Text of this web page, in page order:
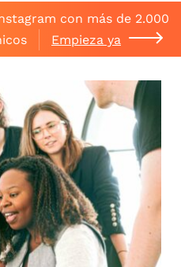
con más de 2.000
Empieza ya